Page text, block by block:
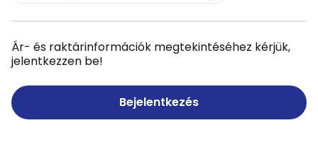
Ár- és raktárinformációk megtekintéséhez kérjük,
jelentkezzen be!
Bejelentkezés